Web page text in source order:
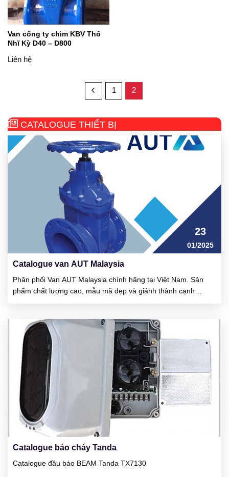
Van cổng ty chìm KBV Thổ
Nhĩ Kỳ D40 – D800
Liên hệ
1 2
CATALOGUE THIẾT BỊ
23
01/2025
Catalogue van AUT Malaysia
Phân phối Van AUT Malaysia chính hãng tại Việt Nam. Sản
phẩm chất lượng cao, mẫu mã đẹp và giánh thành cạnh
được thành lập tại đất...
Catalogue báo cháy Tanda
Catalogue đầu báo BEAM Tanda TX7130